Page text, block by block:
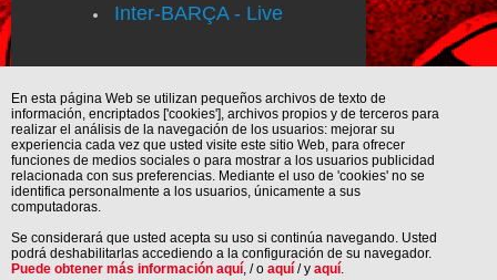
Inter-BARÇA - Live
En esta página Web se utilizan pequeños archivos de texto de
información, encriptados ['cookies'], archivos propios y de terceros para
realizar el análisis de la navegación de los usuarios: mejorar su
experiencia cada vez que usted visite este sitio Web, para ofrecer
funciones de medios sociales o para mostrar a los usuarios publicidad
relacionada con sus preferencias. Mediante el uso de 'cookies' no se
identifica personalmente a los usuarios, únicamente a sus
computadoras.
Se considerará que usted acepta su uso si continúa navegando. Usted
podrá deshabilitarlas accediendo a la configuración de su navegador.
Puede obtener más información aquí, / o aquí / y aquí.